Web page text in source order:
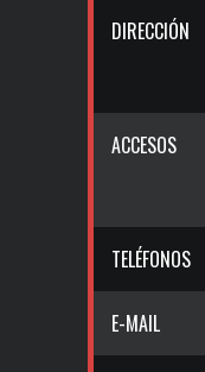
DIRECCIÓN
ACCESOS
TELÉFONOS
E-MAIL